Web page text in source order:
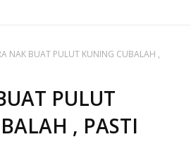
NAK BUAT PULUT KUNING CUBALAH ,
PULUT
, PASTI